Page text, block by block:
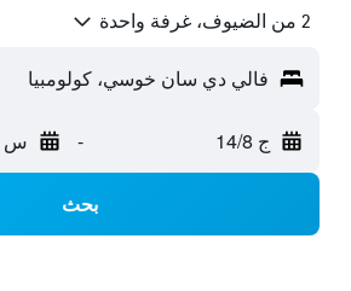
2 من الضيوف، غرفة واحدة
فالي دي سان خوسي، كولومبيا
ج 14/8 - س 15/8
بحث